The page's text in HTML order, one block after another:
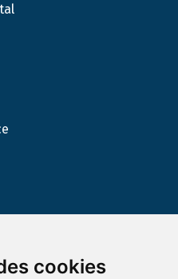
cookies